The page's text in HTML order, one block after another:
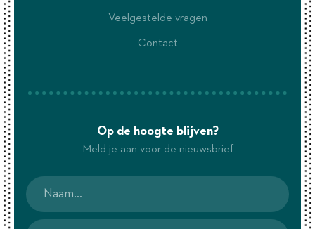
Veelgestelde vragen
Contact
Op de hoogte blijven?
Meld je aan voor de nieuwsbrief